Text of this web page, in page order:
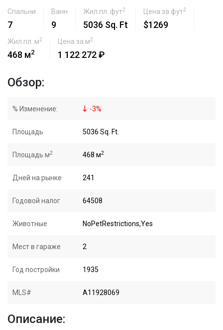
Спальни
7
Ванн
9
Жил.пл. фут2
5036 Sq. Ft
Цена за фут2
$1269
Жил.пл. м2
468 м2
Цена за м2
1 122 272 ₽
Обзор:
% Изменение: -3%
Площадь 5036 Sq. Ft.
Площадь м2 468 м2
Дней на рынке 241
Годовой налог 64508
Животные NoPetRestrictions,Yes
Мест в гараже 2
Год постройки 1935
MLS# A11928069
Описание: